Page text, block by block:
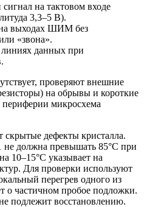
на тактовом входе
3,3–5 В).
выходах ШИМ без
«звона».
линиях данных при
проверяют внешние
на обрывы и короткие
микросхема
скрытые дефекты кристалла.
не должна превышать 85°C при
10–15°C указывает на
Для проверки используют
перегрев одного из
о частичном пробое подложки.
подлежит восстановлению.